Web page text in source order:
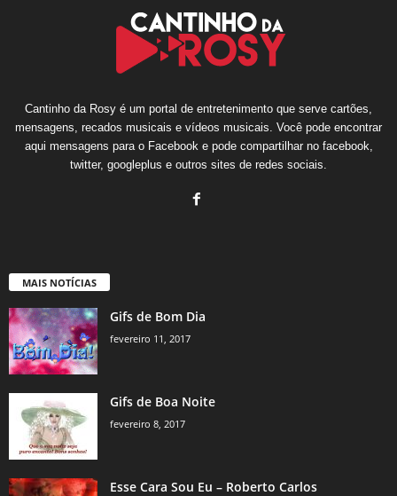
Cantinho da Rosy é um portal de entretenimento que serve cartões,
mensagens, recados musicais e vídeos musicais. Você pode encontrar
aqui mensagens para o Facebook e pode compartilhar no facebook,
twitter, googleplus e outros sites de redes sociais.
MAIS NOTÍCIAS
Gifs de Bom Dia
fevereiro 11, 2017
Gifs de Boa Noite
fevereiro 8, 2017
Esse Cara Sou Eu – Roberto Carlos